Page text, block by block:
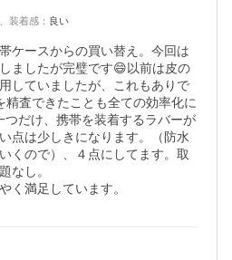
装着感 ： 良い
ケースからの買い替え。今回は
ましたが完璧です😄以前は皮の
していましたが、これもありで
査できたことも全ての効率化に
つだけ、携帯を装着するラバーが
点は少しきになります。（防水
くので）、４点にしてます。取
なし。
く満足しています。